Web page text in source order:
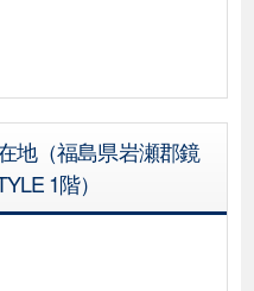
地（福島県岩瀬郡鏡
1階）